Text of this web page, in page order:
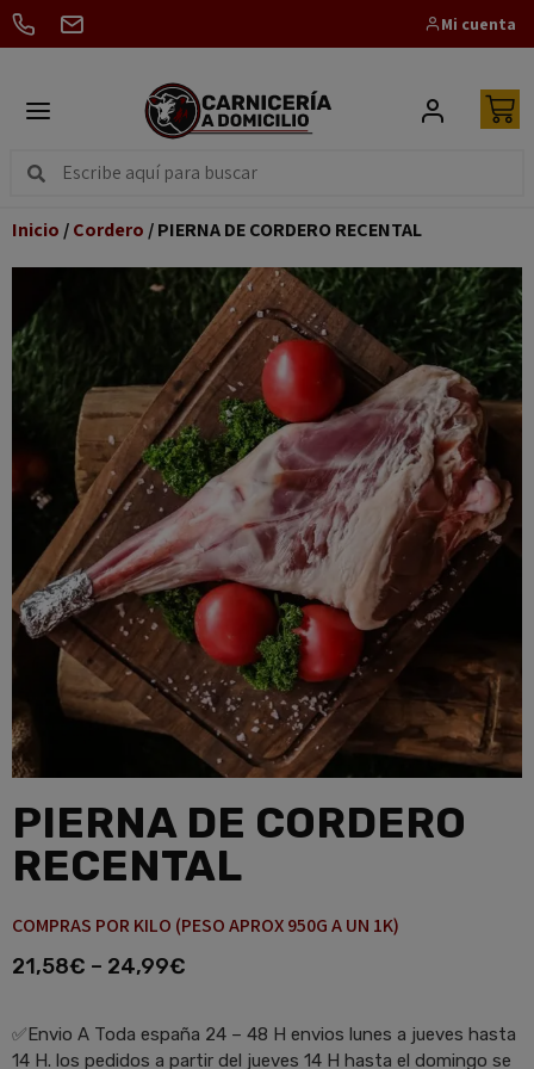
Mi cuenta
Inicio /Cordero / PIERNA DE CORDERO RECENTAL
PIERNA DE CORDERO
RECENTAL
COMPRAS POR KILO (PESO APROX 950G A UN 1K)
21,58€ – 24,99€
✅Envio A Toda españa 24 – 48 H envios lunes a jueves hasta
14 H. los pedidos a partir del jueves 14 H hasta el domingo se